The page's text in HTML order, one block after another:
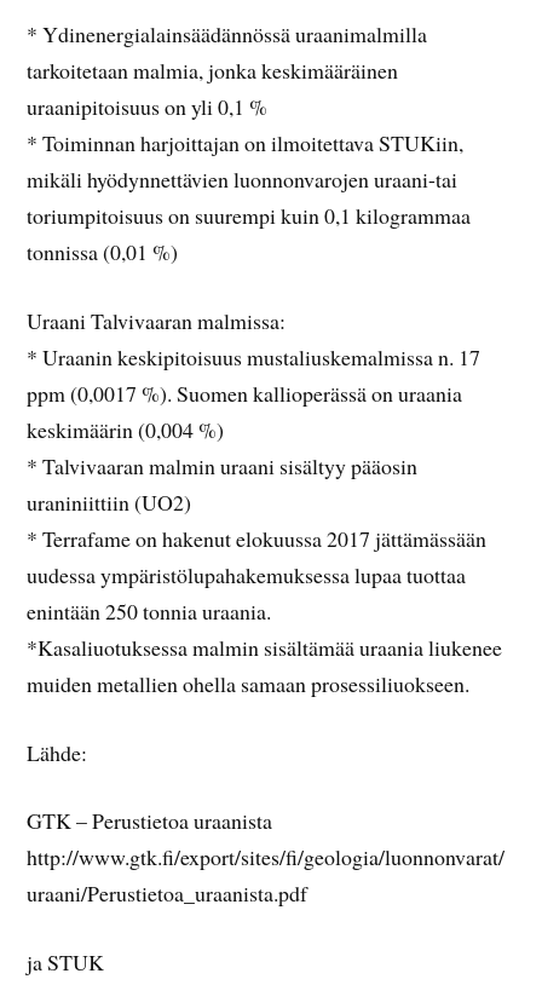
* Ydinenergialainsäädännössä uraanimalmilla
tarkoitetaan malmia, jonka keskimääräinen
uraanipitoisuus on yli 0,1 %
* Toiminnan harjoittajan on ilmoitettava STUKiin,
mikäli hyödynnettävien luonnonvarojen uraani-tai
toriumpitoisuus on suurempi kuin 0,1 kilogrammaa
tonnissa (0,01 %)
Uraani Talvivaaran malmissa:
* Uraanin keskipitoisuus mustaliuskemalmissa n. 17
ppm (0,0017 %). Suomen kallioperässä on uraania
keskimäärin (0,004 %)
* Talvivaaran malmin uraani sisältyy pääosin
uraniniittiin (UO2)
* Terrafame on hakenut elokuussa 2017 jättämässään
uudessa ympäristölupahakemuksessa lupaa tuottaa
enintään 250 tonnia uraania.
*Kasaliuotuksessa malmin sisältämää uraania liukenee
muiden metallien ohella samaan prosessiliuokseen.
Lähde:
GTK – Perustietoa uraanista
http://www.gtk.fi/export/sites/fi/geologia/luonnonvarat/
uraani/Perustietoa_uraanista.pdf
ja STUK